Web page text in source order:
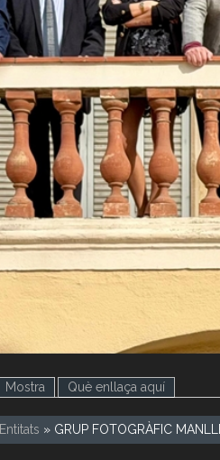
Mostra Què enllaça aquí
Entitats » GRUP FOTOGRÀFIC